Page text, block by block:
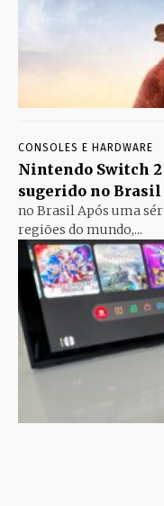
CONSOLES E HARDWARE
Nintendo Switch
sugerido no Brasil
no Brasil Após uma
regiões do mundo,...